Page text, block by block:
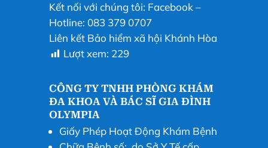
Kết nối với chúng tôi: Facebook –
Hotline: 083 379 0707
Liên kết Bảo hiểm xã hội Khánh Hòa
Lượt xem: 229
CÔNG TY TNHH PHÒNG KHÁM
ĐA KHOA VÀ BÁC SĨ GIA ĐÌNH
OLYMPIA
Giấy Phép Hoạt Động Khám Bệnh